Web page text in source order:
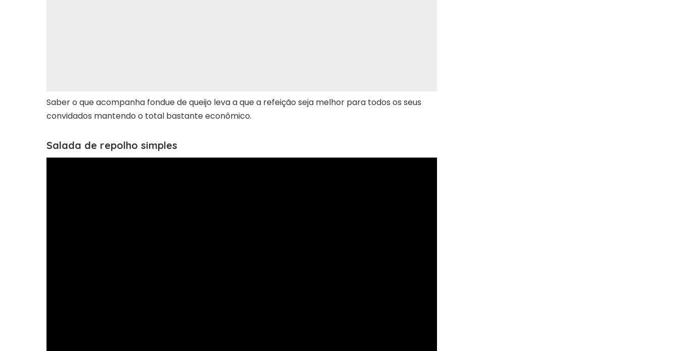
Saber o que acompanha fondue de queijo leva a que a refeição seja melhor para todos os seus
convidados mantendo o total bastante econômico.
Salada de repolho simples